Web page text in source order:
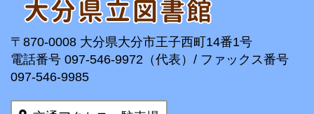
〒870-0008 大分県大分市王子西町14番1号
電話番号 097-546-9972（代表）/ ファックス番号
097-546-9985